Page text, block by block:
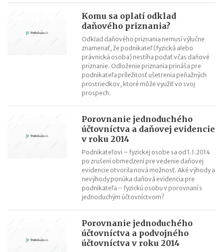
Komu sa oplatí odklad
daňového priznania?
Odklad daňového priznania nemusí výlučne
znamenať, že podnikateľ (fyzická alebo
právnická osoba) nestíha podať včas daňové
priznanie. Odloženie priznania prináša pre
podnikateľa príležitosť ušetrenia peňažných
prostriedkov, ktoré môže využiť vo svoj
prospech.
Porovnanie jednoduchého
účtovníctva a daňovej evidencie
v roku 2014
Podnikateľovi – fyzickej osobe sa od 1.1.2014
po zrušení obmedzení pre vedenie daňovej
evidencie otvorila nová možnosť. Aké výhody a
nevýhody ponúka daňová evidencia pre
podnikateľa – fyzickú osobu v porovnaní s
jednoduchým účtovníctvom?
Porovnanie jednoduchého
účtovníctva a podvojného
účtovníctva v roku 2014